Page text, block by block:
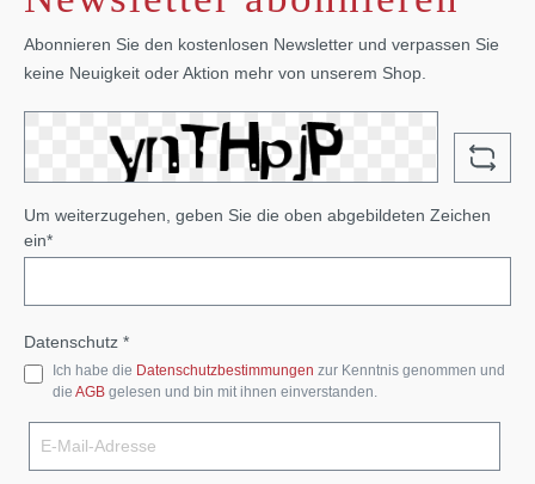
Abonnieren Sie den kostenlosen Newsletter und verpassen Sie
keine Neuigkeit oder Aktion mehr von unserem Shop.
Um weiterzugehen, geben Sie die oben abgebildeten Zeichen
ein*
Datenschutz *
Ich habe die Datenschutzbestimmungen zur Kenntnis genommen und
die AGB gelesen und bin mit ihnen einverstanden.